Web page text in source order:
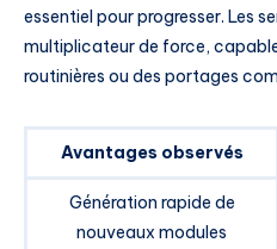
essentiel pour progresser. Les
multiplicateur de force,
routinières ou des portages
Avantages observés
Génération rapide de
nouveaux modules